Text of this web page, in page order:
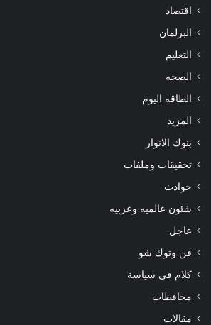
اقتصاد
البرلمان
التعليم
الصحه
الطاقه اليوم
المزيد
بنوك الانوار
تحقيقات وملفات
حوادث
شئون عالميه وعربيه
عاجل
فن وتوك شو
كلام فى سياسة
محافظات
مقالات